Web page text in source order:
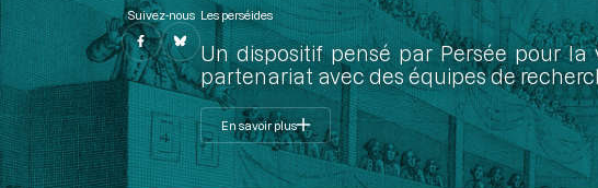
Suivez-nous Les perséides
Un dispositif pensé par Persée pour
partenariat avec des équipes de
En savoir plus